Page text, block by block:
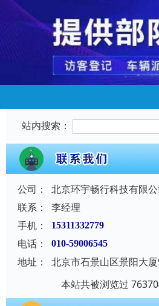
站内搜索：
公司：
北京环宇畅行科技有限公
联系：
李经理
手机：
15311332779
电话： 010-59006545
地址：
北京市石景山区景阳大
本站共被浏览过